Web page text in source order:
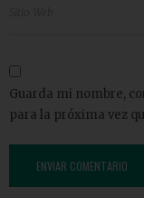
Guarda mi nombre,
para la próxima vez